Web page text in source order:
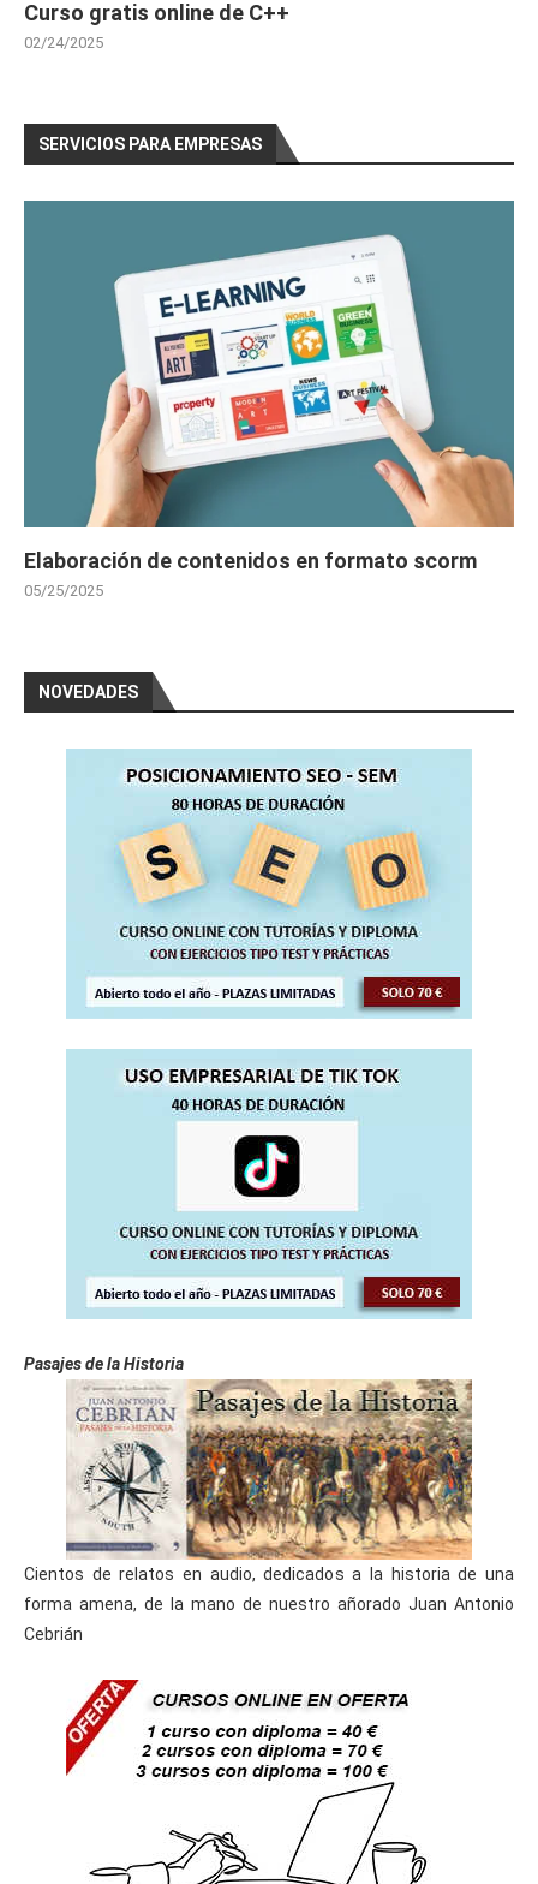
Curso gratis online de C++
02/24/2025
SERVICIOS PARA EMPRESAS
Elaboración de contenidos en formato scorm
05/25/2025
NOVEDADES
Pasajes de la Historia
Cientos de relatos en audio, dedicados a la historia de una
forma amena, de la mano de nuestro añorado Juan Antonio
Cebrián